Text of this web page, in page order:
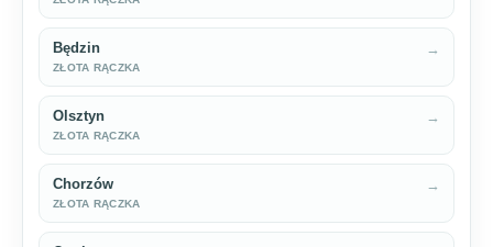
Będzin
ZŁOTA RĄCZKA
→
Olsztyn
ZŁOTA RĄCZKA
→
Chorzów
ZŁOTA RĄCZKA
→